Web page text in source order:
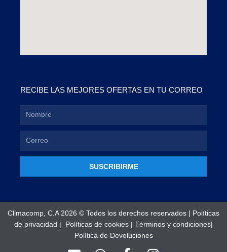
RECIBE LAS MEJORES OFERTAS EN TU CORREO
SUSCRIBIRME
Climacomp, C.A 2026 © Todos los derechos reservados | Políticas
de privacidad | Políticas de cookies | Términos y condiciones|
Política de Devoluciones
E W F I